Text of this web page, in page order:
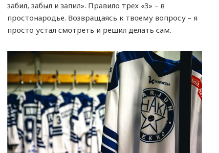
забил, забыл и запил». Правило трех «З» – в
простонародье. Возвращаясь к твоему вопросу – я
просто устал смотреть и решил делать сам.